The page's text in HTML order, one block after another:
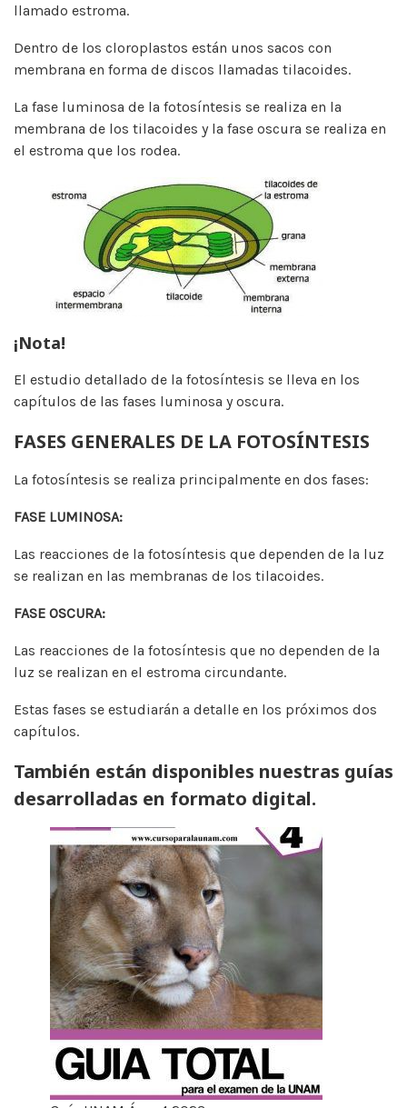
llamado estroma.
Dentro de los cloroplastos están unos sacos con
membrana en forma de discos llamadas tilacoides.
La fase luminosa de la fotosíntesis se realiza en la
membrana de los tilacoides y la fase oscura se realiza en
el estroma que los rodea.
¡Nota!
El estudio detallado de la fotosíntesis se lleva en los
capítulos de las fases luminosa y oscura.
FASES GENERALES DE LA FOTOSÍNTESIS
La fotosíntesis se realiza principalmente en dos fases:
FASE LUMINOSA:
Las reacciones de la fotosíntesis que dependen de la luz
se realizan en las membranas de los tilacoides.
FASE OSCURA:
Las reacciones de la fotosíntesis que no dependen de la
luz se realizan en el estroma circundante.
Estas fases se estudiarán a detalle en los próximos dos
capítulos.
También están disponibles nuestras guías
desarrolladas en formato digital.